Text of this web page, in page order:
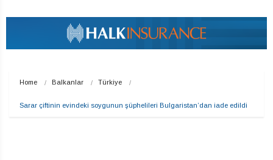
Home Balkanlar Türkiye
Sarar çiftinin evindeki soygunun şüphelileri Bulgaristan’dan iade edildi